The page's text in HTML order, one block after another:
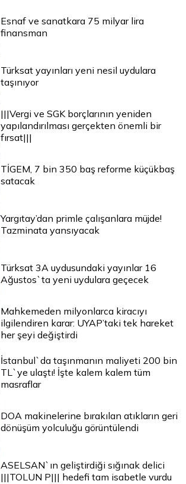
Esnaf ve sanatkara 75 milyar lira
finansman
Türksat yayınları yeni nesil uydulara
taşınıyor
|||Vergi ve SGK borçlarının yeniden
yapılandırılması gerçekten önemli bir
fırsat|||
TİGEM, 7 bin 350 baş reforme küçükbaş
satacak
Yargıtay’dan primle çalışanlara müjde!
Tazminata yansıyacak
Türksat 3A uydusundaki yayınlar 16
Ağustos`ta yeni uydulara geçecek
Mahkemeden milyonlarca kiracıyı
ilgilendiren karar: UYAP’taki tek hareket
her şeyi değiştirdi
İstanbul`da taşınmanın maliyeti 200 bin
TL`ye ulaştı! İşte kalem kalem tüm
masraflar
DOA makinelerine bırakılan atıkların geri
dönüşüm yolculuğu görüntülendi
ASELSAN`ın geliştirdiği sığınak delici
|||TOLUN P||| hedefi tam isabetle vurdu